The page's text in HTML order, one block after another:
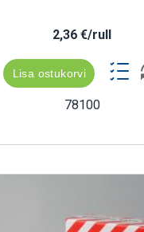
2,36 €/rull
Lisa ostukorvi
78100